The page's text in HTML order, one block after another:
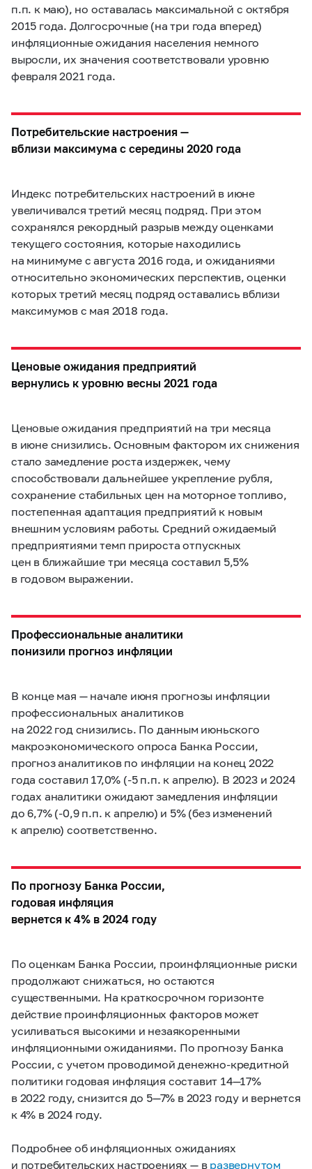
п.п. к маю), но оставалась максимальной с октября
2015 года. Долгосрочные (на три года вперед)
инфляционные ожидания населения немного
выросли, их значения соответствовали уровню
февраля 2021 года.
Потребительские настроения —
вблизи максимума с середины 2020 года
Индекс потребительских настроений в июне
увеличивался третий месяц подряд. При этом
сохранялся рекордный разрыв между оценками
текущего состояния, которые находились
на минимуме с августа 2016 года, и ожиданиями
относительно экономических перспектив, оценки
которых третий месяц подряд оставались вблизи
максимумов с мая 2018 года.
Ценовые ожидания предприятий
вернулись к уровню весны 2021 года
Ценовые ожидания предприятий на три месяца
в июне снизились. Основным фактором их снижения
стало замедление роста издержек, чему
способствовали дальнейшее укрепление рубля,
сохранение стабильных цен на моторное топливо,
постепенная адаптация предприятий к новым
внешним условиям работы. Средний ожидаемый
предприятиями темп прироста отпускных
цен в ближайшие три месяца составил 5,5%
в годовом выражении.
Профессиональные аналитики
понизили прогноз инфляции
В конце мая — начале июня прогнозы инфляции
профессиональных аналитиков
на 2022 год снизились. По данным июньского
макроэкономического опроса Банка России,
прогноз аналитиков по инфляции на конец 2022
года составил 17,0% (-5 п.п. к апрелю). В 2023 и 2024
годах аналитики ожидают замедления инфляции
до 6,7% (-0,9 п.п. к апрелю) и 5% (без изменений
к апрелю) соответственно.
По прогнозу Банка России,
годовая инфляция
вернется к 4% в 2024 году
По оценкам Банка России, проинфляционные риски
продолжают снижаться, но остаются
существенными. На краткосрочном горизонте
действие проинфляционных факторов может
усиливаться высокими и незаякоренными
инфляционными ожиданиями. По прогнозу Банка
России, с учетом проводимой денежно-кредитной
политики годовая инфляция составит 14—17%
в 2022 году, снизится до 5—7% в 2023году и вернется
к 4% в 2024 году.
Подробнее об инфляционных ожиданиях
и потребительских настроениях — в развернутом